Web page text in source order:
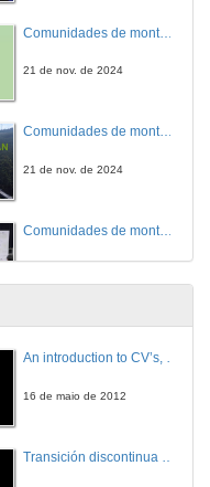
21 de nov. de 2024
Comunidades de montes convertidas en prosumidoras: Froxan
21 de nov. de 2024
Transición comunitaria en Mazaricos
21 de nov. de 2024
An introduction to CV’s, letters, and job searching
16 de maio de 2012